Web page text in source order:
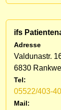
ifs
Adresse
Valdunastr.
6830
Tel:
05522/403-
Mail: